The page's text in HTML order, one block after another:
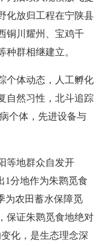
化放归工程在宁陕县
铜川耀州、宝鸡千
种群相继建立。
个体动态，人工孵化
自然习性，北斗追踪
个体，先进设备与
等地群众自发开
1分地作为朱鹮觅食
为农田蓄水保障觅
保证朱鹮觅食地绝对
化，是生态理念深